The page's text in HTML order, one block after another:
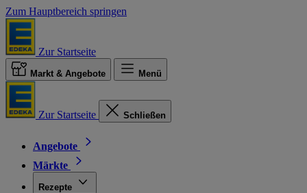
Zum Hauptbereich springen
Zur Startseite
Markt & Angebote Menü
Zur Startseite Schließen
Angebote
Märkte
Rezepte